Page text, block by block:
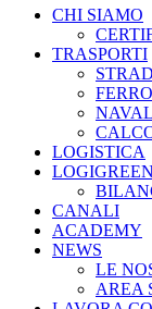
CHI SIAMO
TRASPORTI
LOGISTICA
LOGIGREEN
CANALI
ACADEMY
NEWS
LE
AREA